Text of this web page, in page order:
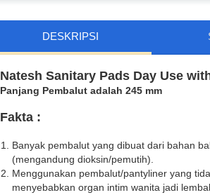
DESKRIPSI
Natesh Sanitary Pads Day Use
Panjang Pembalut adalah 245 mm
Fakta :
Banyak pembalut yang dibuat dari bahan
(mengandung dioksin/pemutih).
Menggunakan pembalut/pantyliner yang
menyebabkan organ intim wanita jadi